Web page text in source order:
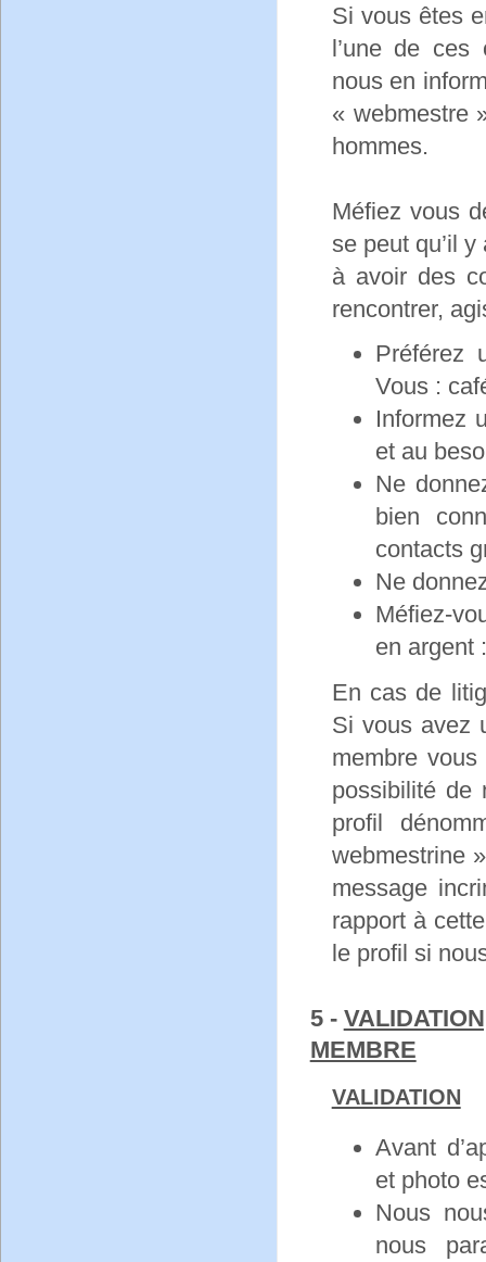
Si vous êtes
l’une de ces
nous en
« webmestre
hommes.
Méfiez vous
se peut qu’il
à avoir des
rencontrer,
Préférez
Vous :
Informez
et au
Ne
bien
contacts
Ne
Méfiez-
en argent
En cas de
Si vous avez
membre
possibilité de
profil
webmestrine
message
rapport à
le profil si
5 -
MEMBRE
VALIDATION
Avant
et photo
Nous
nous